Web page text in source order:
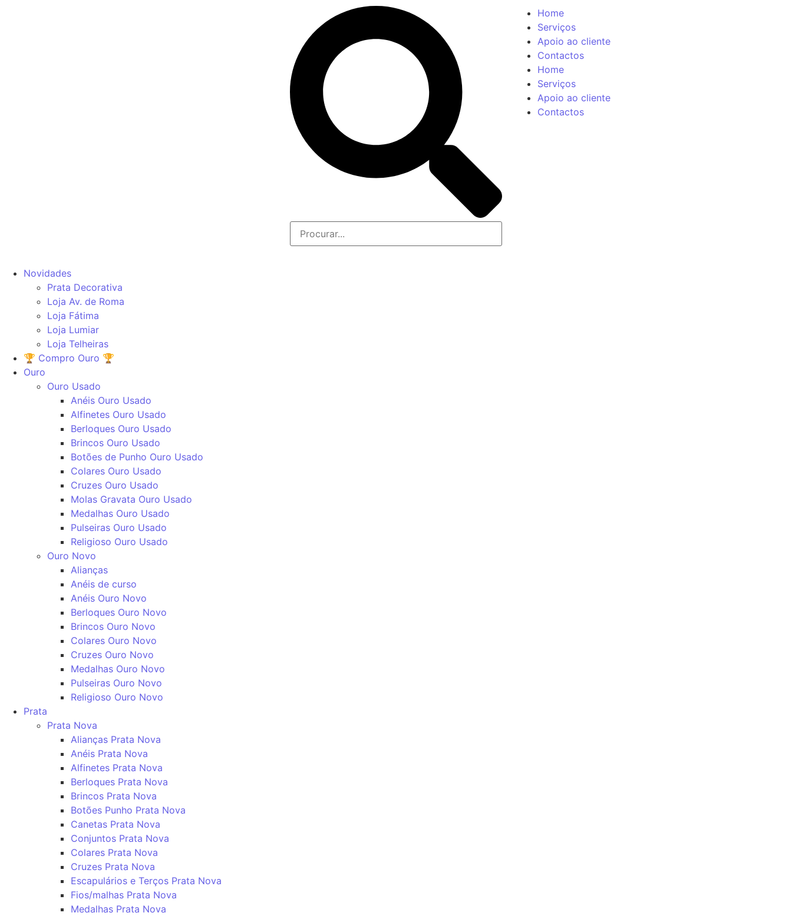
Home
Serviços
Apoio ao cliente
Contactos
Home
Serviços
Apoio ao cliente
Contactos
Novidades
Prata Decorativa
Loja Av. de Roma
Loja Fátima
Loja Lumiar
Loja Telheiras
🏆 Compro Ouro 🏆
Ouro
Ouro Usado
Anéis Ouro Usado
Alfinetes Ouro Usado
Berloques Ouro Usado
Brincos Ouro Usado
Botões de Punho Ouro Usado
Colares Ouro Usado
Cruzes Ouro Usado
Molas Gravata Ouro Usado
Medalhas Ouro Usado
Pulseiras Ouro Usado
Religioso Ouro Usado
Ouro Novo
Alianças
Anéis de curso
Anéis Ouro Novo
Berloques Ouro Novo
Brincos Ouro Novo
Colares Ouro Novo
Cruzes Ouro Novo
Medalhas Ouro Novo
Pulseiras Ouro Novo
Religioso Ouro Novo
Prata
Prata Nova
Alianças Prata Nova
Anéis Prata Nova
Alfinetes Prata Nova
Berloques Prata Nova
Brincos Prata Nova
Botões Punho Prata Nova
Canetas Prata Nova
Conjuntos Prata Nova
Colares Prata Nova
Cruzes Prata Nova
Escapulários e Terços Prata Nova
Fios/malhas Prata Nova
Medalhas Prata Nova